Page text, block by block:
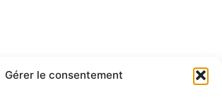
Gérer le consentement